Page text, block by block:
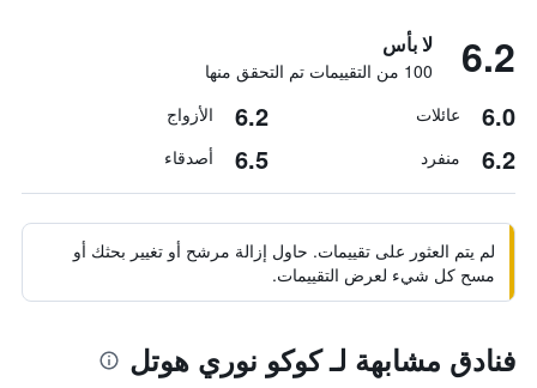
6.2 لا بأس
100 من التقييمات تم التحقق منها
6.0 عائلات 6.2 الأزواج
6.2 منفرد 6.5 أصدقاء
لم يتم العثور على تقييمات. حاول إزالة مرشح أو تغيير بحثك أو
مسح كل شيء لعرض التقييمات.
فنادق مشابهة لـ كوكو نوري هوتل